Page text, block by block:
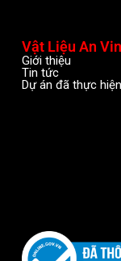
Vật Liệu An
Giới thiệu
Tin tức
Dự án đã thực hiện